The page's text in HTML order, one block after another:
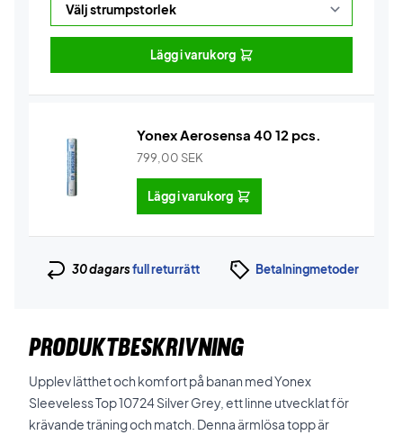
Lägg i varukorg
Yonex Aerosensa 40 12 pcs.
799,00 SEK
Lägg i varukorg
30 dagarsfull returrätt Betalningmetoder
PRODUKTBESKRIVNING
Upplev lätthet och komfort på banan med Yonex
Sleeveless Top 10724 Silver Grey, ett linne utvecklat för
krävande träning och match. Denna ärmlösa topp är